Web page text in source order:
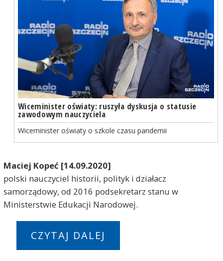
Wiceminister oświaty: ruszyła dyskusja o statusie
zawodowym nauczyciela
Wiceminister oświaty o szkole czasu pandemii
Maciej Kopeć [14.09.2020]
polski nauczyciel historii, polityk i działacz
samorządowy, od 2016 podsekretarz stanu w
Ministerstwie Edukacji Narodowej.
CZYTAJ DALEJ